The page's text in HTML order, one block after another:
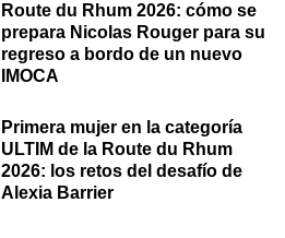
Route du Rhum 2026: cómo se
prepara Nicolas Rouger para su
regreso a bordo de un nuevo
IMOCA
Primera mujer en la categoría
ULTIM de la Route du Rhum
2026: los retos del desafío de
Alexia Barrier